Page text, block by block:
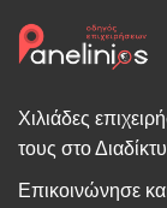
Χιλιάδες
τους στο
Επικοινώνησε